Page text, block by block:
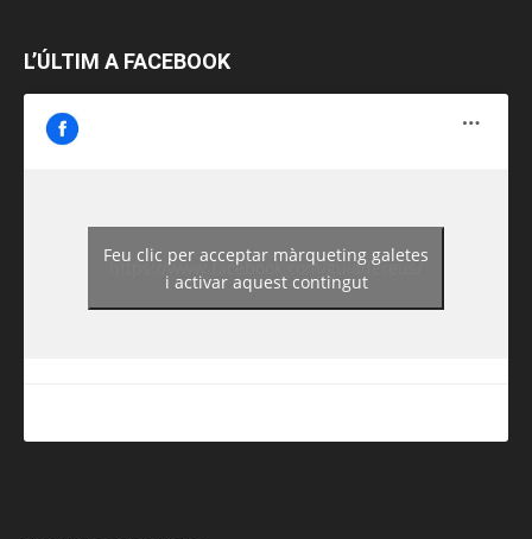
L’ÚLTIM A FACEBOOK
https://www.facebook.com/guiadereus/
Feu clic per acceptar màrqueting galetes
i activar aquest contingut